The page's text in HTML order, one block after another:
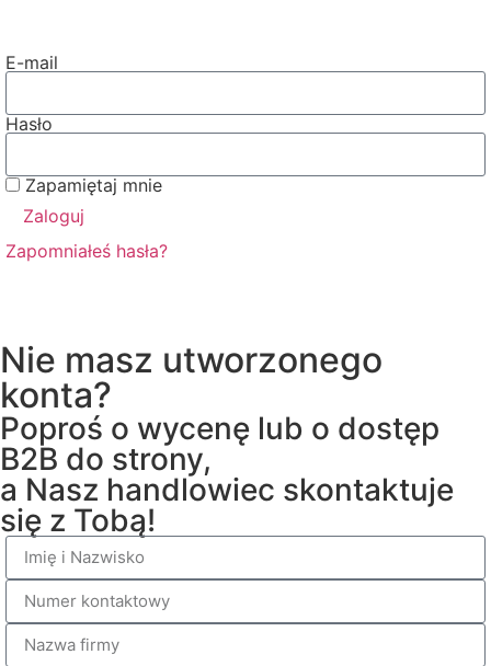
E-mail
Hasło
Zapamiętaj mnie
Zaloguj
Zapomniałeś hasła?
Nie masz utworzonego
konta?
Poproś o wycenę lub o dostęp
B2B do strony,
a Nasz handlowiec skontaktuje
się z Tobą!